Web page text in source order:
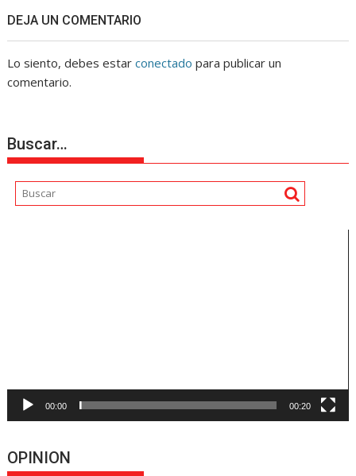
DEJA UN COMENTARIO
Lo siento, debes estarconectado para publicar un
comentario.
Buscar…
00:00 00:20
OPINION